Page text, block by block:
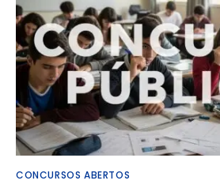
CONCURSOS ABERTOS